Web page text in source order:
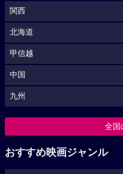
関西
北海道
甲信越
中国
九州
全国
おすすめ映画ジャンル